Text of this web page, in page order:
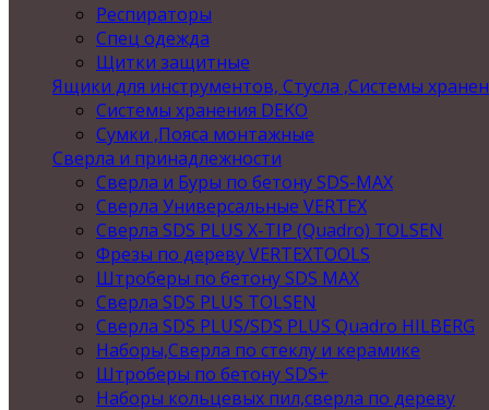
Респираторы
Спец одежда
Щитки защитные
Ящики для инструментов, Стусла ,Системы
Системы хранения DEKO
Сумки ,Пояса монтажные
Сверла и принадлежности
Сверла и Буры по бетону SDS-MAX
Сверла Универсальные VERTEX
Сверла SDS PLUS X-TIP (Quadro) TOLSEN
Фрезы по дереву VERTEXTOOLS
Штроберы по бетону SDS MAX
Сверла SDS PLUS TOLSEN
Сверла SDS PLUS/SDS PLUS Quadro HILBERG
Наборы,Сверла по стеклу и керамике
Штроберы по бетону SDS+
Наборы кольцевых пил,сверла по дереву